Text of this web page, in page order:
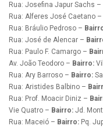
Rua: Josefina Japur Sachs –
Rua: Alferes José Caetano –
Rua: Bráulio Pedroso –
Rua: José de Alencar –
Rua: Paulo F. Camargo –
Av. João Teodoro – Bairro:
Rua: Ary Barroso – Bairro:
Rua: Aristides Balbino –
Rua: Prof. Moacir Diniz –
Vie Quatro – Bairro: Jd.
Rua: Maceió – Bairro: Pq.